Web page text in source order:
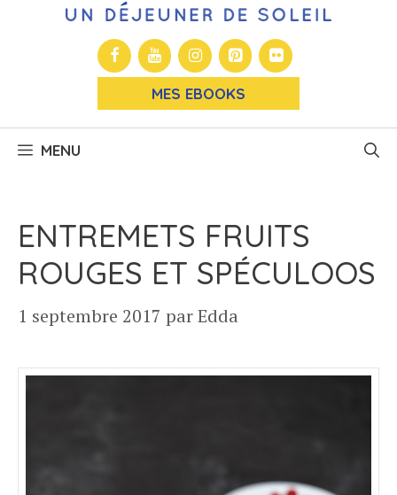
MES EBOOKS
MENU
ENTREMETS FRUITS
ROUGES ET SPÉCULOOS
1 septembre 2017 parEdda